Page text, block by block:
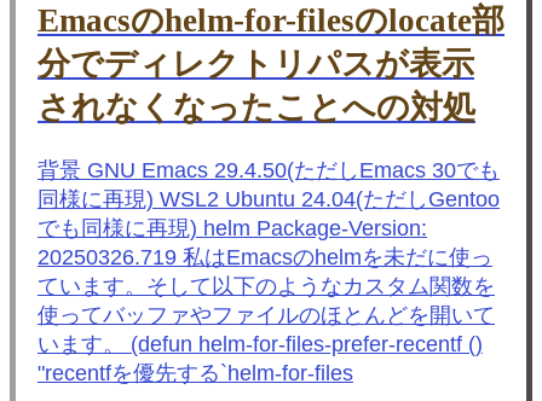
Emacsのhelm-for-filesのlocate部
分でディレクトリパスが表示
されなくなったことへの対処
背景 GNU Emacs 29.4.50(ただしEmacs 30でも
同様に再現) WSL2 Ubuntu 24.04(ただしGentoo
でも同様に再現) helm Package-Version:
20250326.719 私はEmacsのhelmを未だに使っ
ています。そして以下のようなカスタム関数を
使ってバッファやファイルのほとんどを開いて
います。 (defun helm-for-files-prefer-recentf ()
"recentfを優先する`helm-for-files